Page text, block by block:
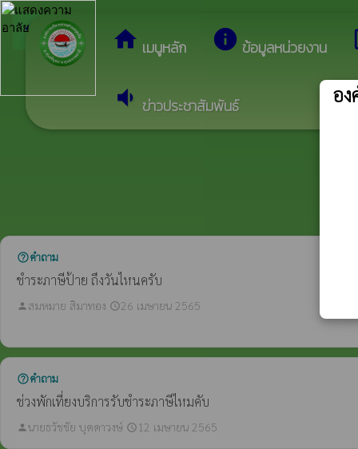
home เมนูหลัก info ข้อมูลหน่วยงาน
volume_down ข่าวประชาสัมพันธ์
arrow_back_ios กลับเมนูหลัก ยินดีต้อนรับสู่เว็บ
help_outlineคำถาม
ชําระภาษีป้าย ถึงวันไหนครับ
person สมหมาย สิมาทอง schedule26 เมษายน 2565
help_outlineคำถาม
ช่วงพักเที่ยงบริการรับชำระภาษีไหมคับ
person นายธวัชชัย บุดดาวงษ์ schedule 12 เมษายน 2565
อง